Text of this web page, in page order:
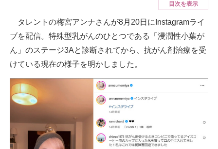
スマホと通信の最新トレンド
好きが集まる 比べて選べる
ビジネスと働き方のヒント
AI活用のいまが分かる
企業ITのトレンドを詳説
目次を表示
タレントの梅宮アンナさんが8月20日にInstagramライ
ブを配信。特殊型乳がんのひとつである「浸潤性小葉が
ん」のステージ3Aと診断されてから、抗がん剤治療を受
けている現在の様子を明かしました。